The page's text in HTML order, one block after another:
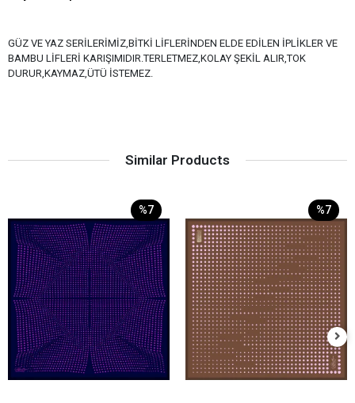
GÜZ VE YAZ SERİLERİMİZ,BİTKİ LİFLERİNDEN ELDE EDİLEN İPLİKLER VE
BAMBU LİFLERİ KARIŞIMIDIR.TERLETMEZ,KOLAY ŞEKİL ALIR,TOK
DURUR,KAYMAZ,ÜTÜ İSTEMEZ.
Similar Products
%7 %7